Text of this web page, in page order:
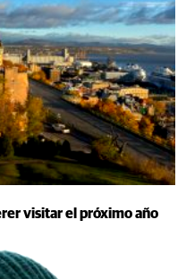
visitar el próximo año